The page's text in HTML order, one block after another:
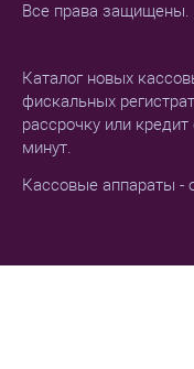
Все права защищены.
Каталог новых
фискальных
рассрочку или
минут.
Кассовые аппараты -